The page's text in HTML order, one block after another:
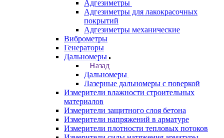
Адгезиметры
Адгезиметры для лакокрасочных
покрытий
Адгезиметры механические
Виброметры
Генераторы
Дальномеры
Назад
Дальномеры
Лазерные дальномеры с поверкой
Измерители влажности строительных
материалов
Измерители защитного слоя бетона
Измерители напряжений в арматуре
Измерители плотности тепловых потоков